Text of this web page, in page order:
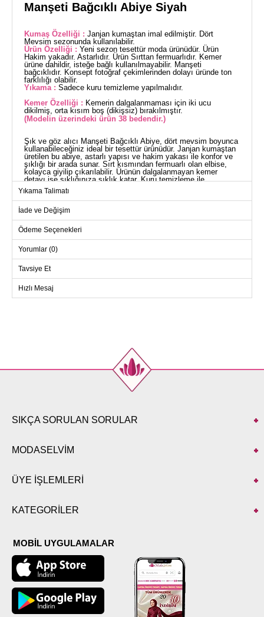
Manşeti Bağcıklı Abiye Siyah
Kumaş Özelliği : Janjan kumaştan imal edilmiştir. Dört
Mevsim sezonunda kullanılabilir.
Ürün Özelliği : Yeni sezon tesettür moda ürünüdür. Ürün
Hakim yakadır. Astarlıdır. Ürün Sırttan fermuarlıdır. Kemer
ürüne dahildir, isteğe bağlı kullanılmayabilir. Manşeti
bağcıklıdır. Konsept fotoğraf çekimlerinden dolayı üründe ton
farklılığı olabilir.
Yıkama : Sadece kuru temizleme yapılmalıdır.
Kemer Özelliği : Kemerin dalgalanmaması için iki ucu
dikilmiş, orta kısım boş (dikişsiz) bırakılmıştır.
(Modelin üzerindeki ürün 38 bedendir.)
Şık ve göz alıcı Manşeti Bağcıklı Abiye, dört mevsim boyunca
kullanabileceğiniz ideal bir tesettür ürünüdür. Janjan kumaştan
üretilen bu abiye, astarlı yapısı ve hakim yakası ile konfor ve
şıklığı bir arada sunar. Sırt kısmından fermuarlı olan elbise,
kolayca giyilip çıkarılabilir. Ürünün dalgalanmayan kemer
detayı ise şıklığınıza şıklık katar. Kuru temizleme ile
temizlenmesi gereken bu abiyeyi özel günlerinizde gönül
rahatlığıyla tercih edebilirsiniz.
Yıkama Talimatı
İade ve Değişim
Ödeme Seçenekleri
Yorumlar (0)
Tavsiye Et
Hızlı Mesaj
SIKÇA SORULAN SORULAR
MODASELVİM
ÜYE İŞLEMLERİ
KATEGORİLER
MOBİL UYGULAMALAR